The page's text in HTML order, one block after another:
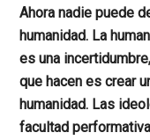
Ahora nadie puede
humanidad. La
es una
que hacen es crear
humanidad. Las
facultad